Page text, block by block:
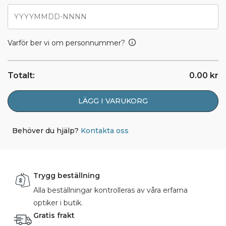
Varför ber vi om personnummer?
Totalt: 0.00 kr
LÄGG I VARUKORG
Behöver du hjälp? Kontakta oss
Trygg beställning
Alla beställningar kontrolleras av våra erfarna
optiker i butik.
Gratis frakt